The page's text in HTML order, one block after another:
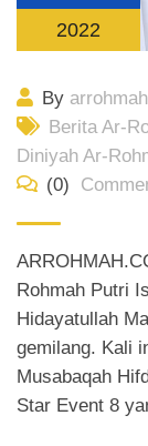
2022
By
Berita Ar-
Diniyah Ar-
(0)
Rohmah Putri
Hidayatullah
gemilang. Kali
Musabaqah
Star Event 8